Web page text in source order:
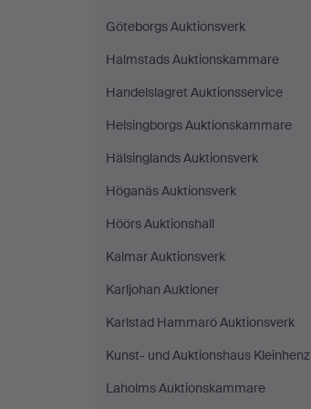
Göteborgs Auktionsverk
Halmstads Auktionskammare
Handelslagret Auktionsservice
Helsingborgs Auktionskammare
Hälsinglands Auktionsverk
Höganäs Auktionsverk
Höörs Auktionshall
Kalmar Auktionsverk
Karljohan Auktioner
Karlstad Hammarö Auktionsverk
Kunst- und Auktionshaus Kleinhenz
Laholms Auktionskammare